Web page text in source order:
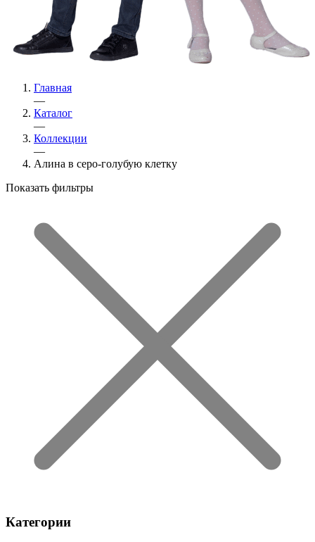
Главная
—
Каталог
—
Коллекции
—
Алина в серо-голубую клетку
Показать фильтры
Категории